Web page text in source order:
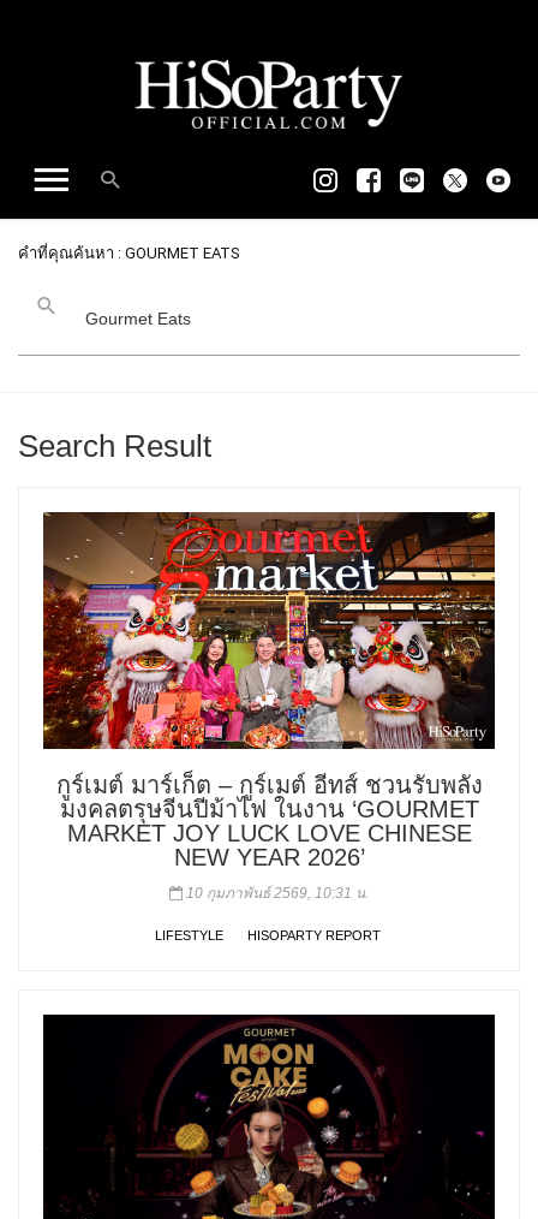
คำที่คุณค้นหา : GOURMET EATS
Search Result
กูร์เมต์ มาร์เก็ต – กูร์เมต์ อีทส์ ชวนรับพลัง
มงคลตรุษจีนปีม้าไฟ ในงาน ‘GOURMET
MARKET JOY LUCK LOVE CHINESE
NEW YEAR 2026’
10 กุมภาพันธ์ 2569, 10:31 น.
LIFESTYLE HISOPARTY REPORT